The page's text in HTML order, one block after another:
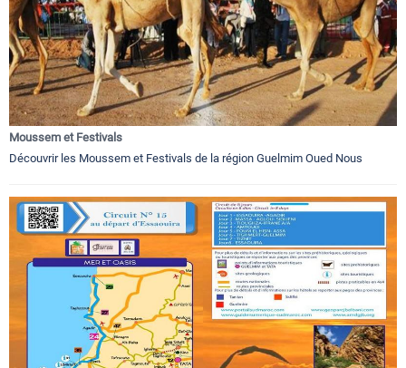
Moussem et Festivals
Découvrir les Moussem et Festivals de la région Guelmim Oued Nous